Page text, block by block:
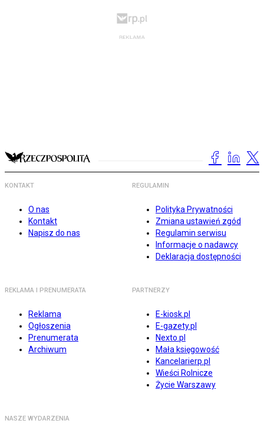
KONTAKT
O nas
Kontakt
Napisz do nas
REGULAMIN
Polityka Prywatności
Zmiana ustawień zgód
Regulamin serwisu
Informacje o nadawcy
Deklaracja dostępności
REKLAMA I PRENUMERATA
Reklama
Ogłoszenia
Prenumerata
Archiwum
PARTNERZY
E-kiosk.pl
E-gazety.pl
Nexto.pl
Mała księgowość
Kancelarierp.pl
Wieści Rolnicze
Życie Warszawy
NASZE WYDARZENIA